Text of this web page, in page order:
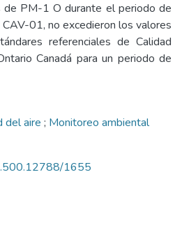
PM-1 O durante el periodo de
01, no excedieron los valores
referenciales de Calidad
Canadá para un periodo de
del aire ; Monitoreo ambiental
1655